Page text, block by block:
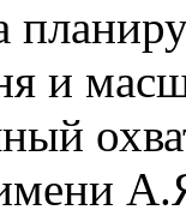
и